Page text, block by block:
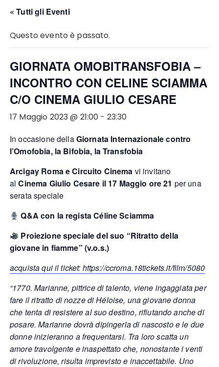
« Tutti gli Eventi
Questo evento è passato.
GIORNATA OMOBITRANSFOBIA –
INCONTRO CON CELINE SCIAMMA
C/O CINEMA GIULIO CESARE
17 Maggio 2023 @ 21:00 - 23:30
In occasione dellaGiornata Internazionale contro
l’Omofobia, la Bifobia, la Transfobia
Arcigay Roma e Circuito Cinema vi invitano
alCinema Giulio Cesare il 17 Maggio ore 21 per una
serata speciale
Q&A con la regista Céline Sciamma
Proiezione speciale del suo “Ritratto della
giovane in fiamme” (v.o.s.)
acquista qui il ticket: https://ccroma.18tickets.it/film/5080
“1770. Marianne, pittrice di talento, viene ingaggiata per
fare il ritratto di nozze di Héloise, una giovane donna
che tenta di resistere al suo destino, rifiutando anche di
posare. Marianne dovrà dipingerla di nascosto e le due
donne inizieranno a frequentarsi. Tra loro scatta un
amore travolgente e inaspettato che, nonostante i venti
di rivoluzione, risulta imprevisto e inaccettabile. Uno